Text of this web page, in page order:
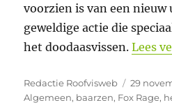
voorzien is van een
geweldige actie die
het doodaasvissen.Lees
Auteur
Redactie Roofvisweb
op
29
Algemeen, baarzen, Fox Rage,